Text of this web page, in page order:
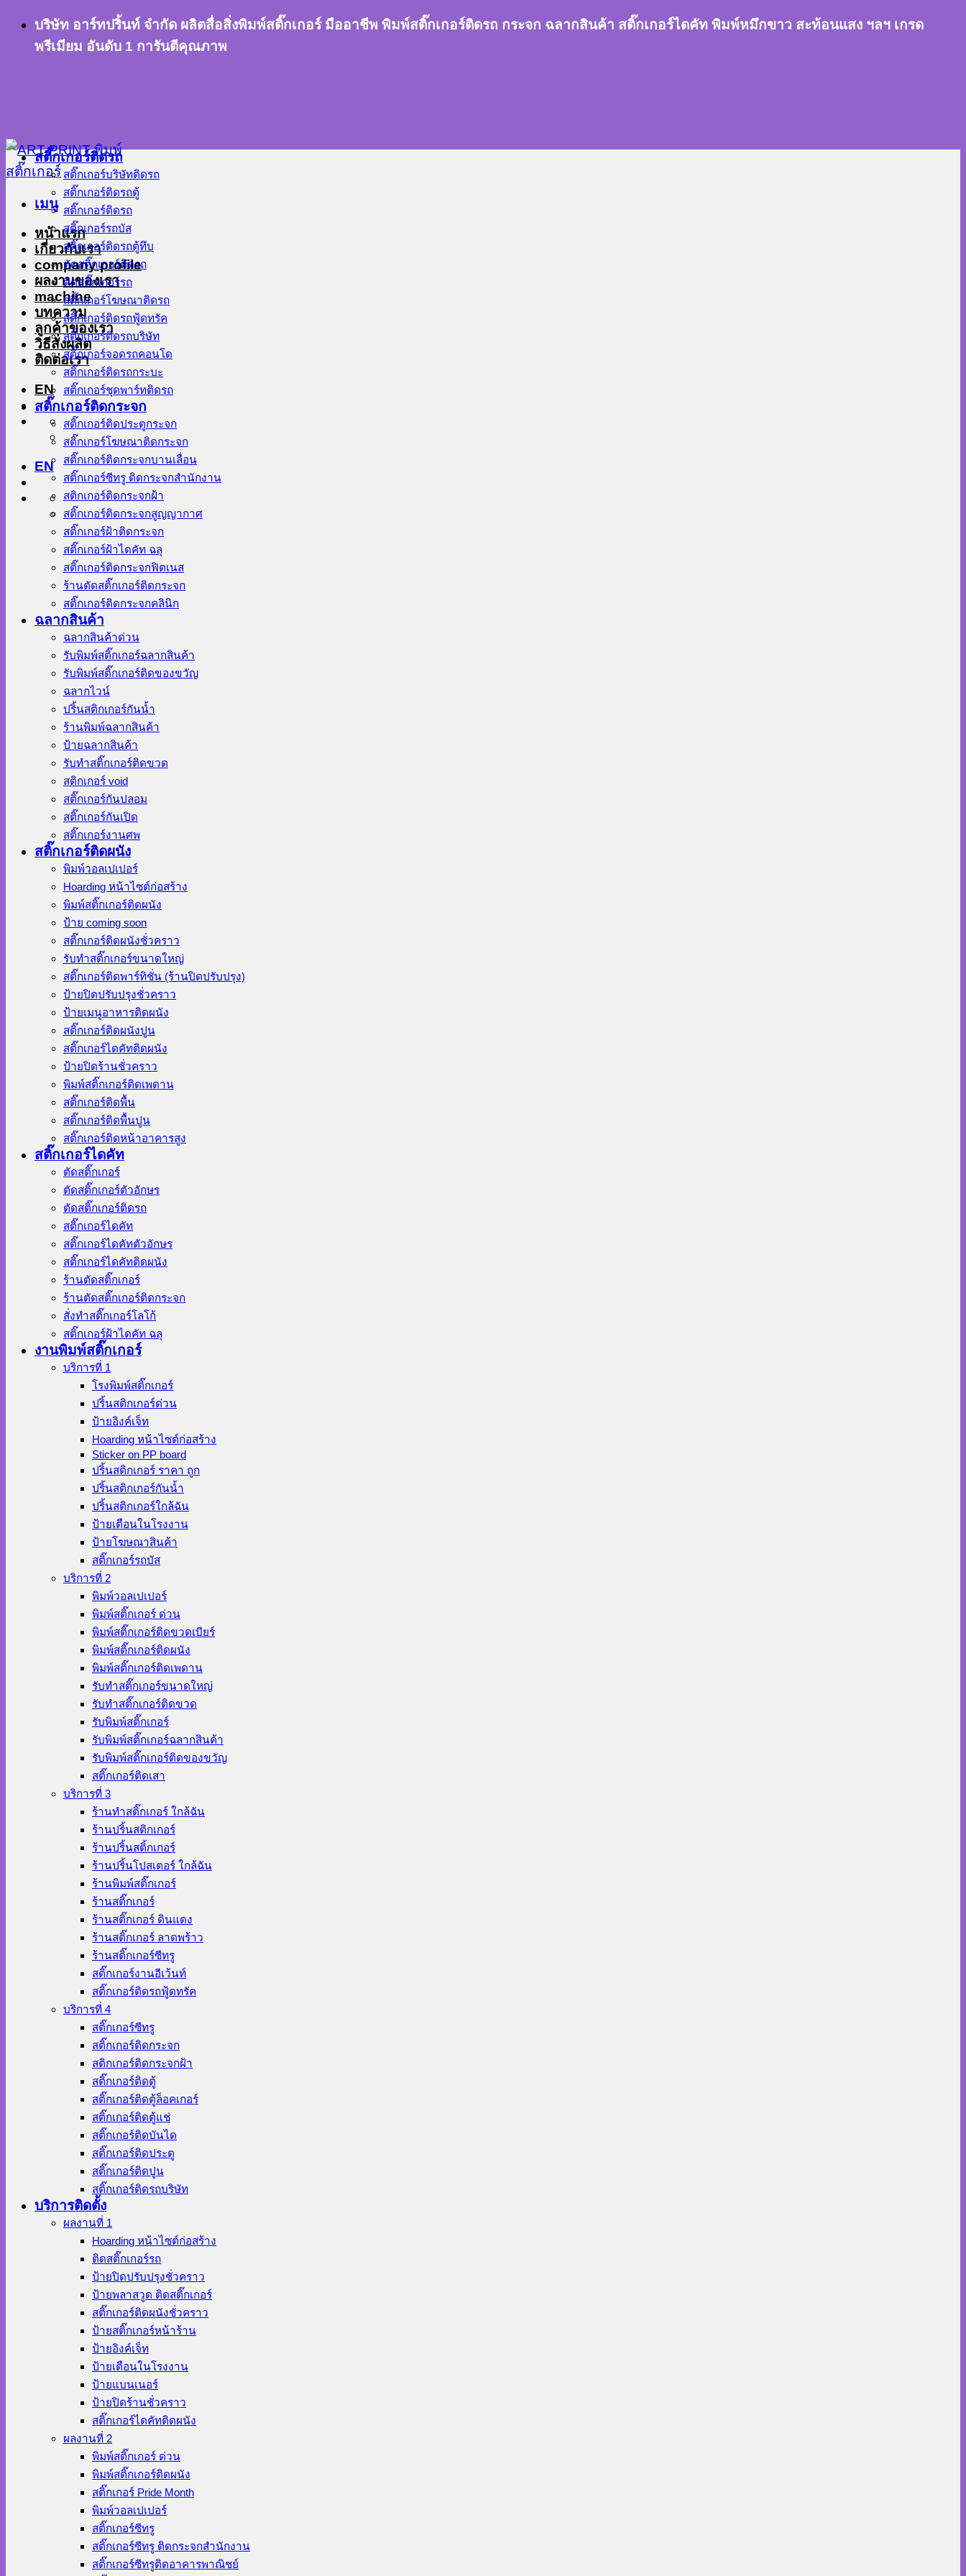
ข้าม บริษัท อาร์ทปริ้นท์ จำกัด ผลิตสื่อสิ่งพิมพ์สติ๊กเกอร์ มืออาชีพ พิมพ์สติ๊กเกอร์ติดรถ กระจก ฉลากสินค้า สติ๊กเกอร์ไดคัท พิมพ์หมึกขาว สะท้อนแสง ฯลฯ เกรด
พรีเมียม อันดับ 1 การันตีคุณภาพ
เมนู
หน้าแรก
เกี่ยวกับเรา
company profile
ผลงานของเรา
machine
บทความ
ลูกค้าของเรา
วิธีสั่งผลิต
ติดต่อเรา
EN
EN
สติ๊กเกอร์ติดรถ
สติ๊กเกอร์บริษัทติดรถ
สติ๊กเกอร์ติดรถตู้
สติ๊กเกอร์ติดรถ
สติ๊กเกอร์รถบัส
สติ๊กเกอร์ติดรถตู้ทึบ
ตัดสติ๊กเกอร์ติดรถ
ติดสติ๊กเกอร์รถ
สติ๊กเกอร์โฆษณาติดรถ
สติ๊กเกอร์ติดรถฟู้ดทรัค
สติ๊กเกอร์ติดรถบริษัท
สติ๊กเกอร์จอดรถคอนโด
สติ๊กเกอร์ติดรถกระบะ
สติ๊กเกอร์ชุดพาร์ทติดรถ
สติ๊กเกอร์ติดกระจก
สติ๊กเกอร์ติดประตูกระจก
สติ๊กเกอร์โฆษณาติดกระจก
สติ๊กเกอร์ติดกระจกบานเลื่อน
สติ๊กเกอร์ซีทรู ติดกระจกสำนักงาน
สติกเกอร์ติดกระจกฝ้า
สติ๊กเกอร์ติดกระจกสูญญากาศ
สติ๊กเกอร์ฝ้าติดกระจก
สติ๊กเกอร์ฝ้าไดคัท ฉลุ
สติ๊กเกอร์ติดกระจกฟิตเนส
ร้านตัดสติ๊กเกอร์ติดกระจก
สติ๊กเกอร์ติดกระจกคลินิก
ฉลากสินค้า
ฉลากสินค้าด่วน
รับพิมพ์สติ๊กเกอร์ฉลากสินค้า
รับพิมพ์สติ๊กเกอร์ติดของขวัญ
ฉลากไวน์
ปริ้นสติกเกอร์กันน้ำ
ร้านพิมพ์ฉลากสินค้า
ป้ายฉลากสินค้า
รับทำสติ๊กเกอร์ติดขวด
สติกเกอร์ void
สติ๊กเกอร์กันปลอม
สติ๊กเกอร์กันเปิด
สติ๊กเกอร์งานศพ
สติ๊กเกอร์ติดผนัง
พิมพ์วอลเปเปอร์
Hoarding หน้าไซต์ก่อสร้าง
พิมพ์สติ๊กเกอร์ติดผนัง
ป้าย coming soon
สติ๊กเกอร์ติดผนังชั่วคราว
รับทำสติ๊กเกอร์ขนาดใหญ่
สติ๊กเกอร์ติดพาร์ทิชั่น (ร้านปิดปรับปรุง)
ป้ายปิดปรับปรุงชั่วคราว
ป้ายเมนูอาหารติดผนัง
สติ๊กเกอร์ติดผนังปูน
สติ๊กเกอร์ไดคัทติดผนัง
ป้ายปิดร้านชั่วคราว
พิมพ์สติ๊กเกอร์ติดเพดาน
สติ๊กเกอร์ติดพื้น
สติ๊กเกอร์ติดพื้นปูน
สติ๊กเกอร์ติดหน้าอาคารสูง
สติ๊กเกอร์ไดคัท
ตัดสติ๊กเกอร์
ตัดสติ๊กเกอร์ตัวอักษร
ตัดสติ๊กเกอร์ติดรถ
สติ๊กเกอร์ไดคัท
สติ๊กเกอร์ไดคัทตัวอักษร
สติ๊กเกอร์ไดคัทติดผนัง
ร้านตัดสติ๊กเกอร์
ร้านตัดสติ๊กเกอร์ติดกระจก
สั่งทําสติ๊กเกอร์โลโก้
สติ๊กเกอร์ฝ้าไดคัท ฉลุ
งานพิมพ์สติ๊กเกอร์
บริการที่ 1
โรงพิมพ์สติ๊กเกอร์
ปริ้นสติกเกอร์ด่วน
ป้ายอิงค์เจ็ท
Hoarding หน้าไซต์ก่อสร้าง
Sticker on PP board
ปริ้นสติกเกอร์ ราคา ถูก
ปริ้นสติกเกอร์กันน้ำ
ปริ้นสติกเกอร์ใกล้ฉัน
ป้ายเตือนในโรงงาน
ป้ายโฆษณาสินค้า
สติ๊กเกอร์รถบัส
บริการที่ 2
พิมพ์วอลเปเปอร์
พิมพ์สติ๊กเกอร์ ด่วน
พิมพ์สติ๊กเกอร์ติดขวดเบียร์
พิมพ์สติ๊กเกอร์ติดผนัง
พิมพ์สติ๊กเกอร์ติดเพดาน
รับทำสติ๊กเกอร์ขนาดใหญ่
รับทำสติ๊กเกอร์ติดขวด
รับพิมพ์สติ๊กเกอร์
รับพิมพ์สติ๊กเกอร์ฉลากสินค้า
รับพิมพ์สติ๊กเกอร์ติดของขวัญ
สติ๊กเกอร์ติดเสา
บริการที่ 3
ร้านทําสติ๊กเกอร์ ใกล้ฉัน
ร้านปริ้นสติกเกอร์
ร้านปริ้นสติ้กเกอร์
ร้านปริ้นโปสเตอร์ ใกล้ฉัน
ร้านพิมพ์สติ๊กเกอร์
ร้านสติ๊กเกอร์
ร้านสติ๊กเกอร์ ดินแดง
ร้านสติ๊กเกอร์ ลาดพร้าว
ร้านสติ๊กเกอร์ซีทรู
สติ๊กเกอร์งานอีเว้นท์
สติ๊กเกอร์ติดรถฟู้ดทรัค
บริการที่ 4
สติ๊กเกอร์ซีทรู
สติ๊กเกอร์ติดกระจก
สติกเกอร์ติดกระจกฝ้า
สติ๊กเกอร์ติดตู้
สติ๊กเกอร์ติดตู้ล็อคเกอร์
สติ๊กเกอร์ติดตู้แช่
สติ๊กเกอร์ติดบันได
สติ๊กเกอร์ติดประตู
สติ๊กเกอร์ติดปูน
สติ๊กเกอร์ติดรถบริษัท
บริการติดตั้ง
ผลงานที่ 1
Hoarding หน้าไซต์ก่อสร้าง
ติดสติ๊กเกอร์รถ
ป้ายปิดปรับปรุงชั่วคราว
ป้ายพลาสวูด ติดสติ๊กเกอร์
สติ๊กเกอร์ติดผนังชั่วคราว
ป้ายสติ๊กเกอร์หน้าร้าน
ป้ายอิงค์เจ็ท
ป้ายเตือนในโรงงาน
ป้ายแบนเนอร์
ป้ายปิดร้านชั่วคราว
สติ๊กเกอร์ไดคัทติดผนัง
ผลงานที่ 2
พิมพ์สติ๊กเกอร์ ด่วน
พิมพ์สติ๊กเกอร์ติดผนัง
สติ๊กเกอร์ Pride Month
พิมพ์วอลเปเปอร์
สติ๊กเกอร์ซีทรู
สติ๊กเกอร์ซีทรู ติดกระจกสำนักงาน
สติ๊กเกอร์ซีทรูติดอาคารพาณิชย์